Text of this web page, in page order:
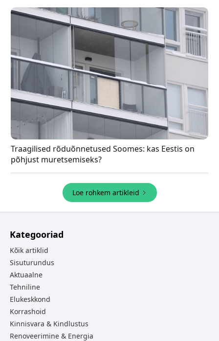
Traagilised rõduõnnetused Soomes: kas Eestis on
põhjust muretsemiseks?
Loe rohkem artikleid
Kategooriad
Kõik artiklid
Sisuturundus
Aktuaalne
Tehniline
Elukeskkond
Korrashoid
Kinnisvara & Kindlustus
Renoveerimine & Energia